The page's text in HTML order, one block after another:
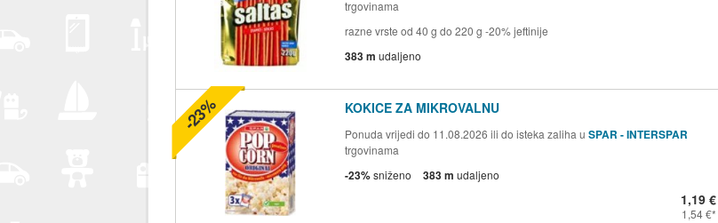
trgovinama
razne vrste od 40 g do 220 g -20% jeftinije
383 m udaljeno
KOKICE ZA MIKROVALNU
Ponuda vrijedi do 11.08.2026 ili do isteka zaliha u SPAR - INTERSPAR
trgovinama
-23%sniženo 383 m udaljeno
1,19 €
1,54 €
-23%